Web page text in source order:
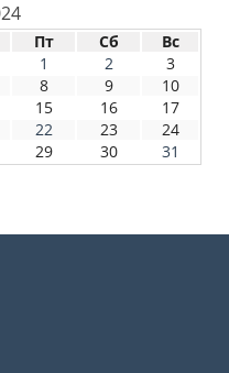
Пт Сб
Вс
1
2
3
8 9
10
15 16
17
22 23
24
29 30 31